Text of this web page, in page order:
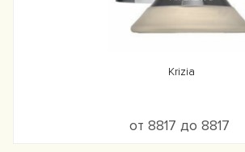
Krizia
от 8817 до 8817